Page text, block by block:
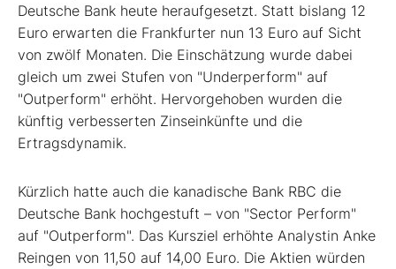
Deutsche Bank heute heraufgesetzt. Statt bislang 12
Euro erwarten die Frankfurter nun 13 Euro auf Sicht
von zwölf Monaten. Die Einschätzung wurde dabei
gleich um zwei Stufen von "Underperform" auf
"Outperform" erhöht. Hervorgehoben wurden die
künftig verbesserten Zinseinkünfte und die
Ertragsdynamik.
Kürzlich hatte auch die kanadische Bank RBC die
Deutsche Bank hochgestuft – von "Sector Perform"
auf "Outperform". Das Kursziel erhöhte Analystin Anke
Reingen von 11,50 auf 14,00 Euro. Die Aktien würden